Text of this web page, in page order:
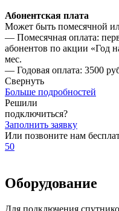
Абонентская плата
Может быть помесячной
— Помесячная оплата:
абонентов по акции «Год
мес.
— Годовая оплата: 3500
Свернуть
Больше подробностей
Решили
подключиться?
Заполнить заявку
Или позвоните нам
50
Оборудование